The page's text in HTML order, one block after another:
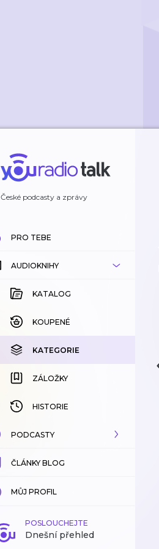
České podcasty a zprávy
PRO TEBE
AUDIOKNIHY
KATALOG
KOUPENÉ
KATEGORIE
ZÁLOŽKY
HISTORIE
PODCASTY
KATALOG
KATEGORIE
ZÁLOŽKY
ČLÁNKY BLOG
MŮJ PROFIL
POSLOUCHEJTE
Dnešní přehled